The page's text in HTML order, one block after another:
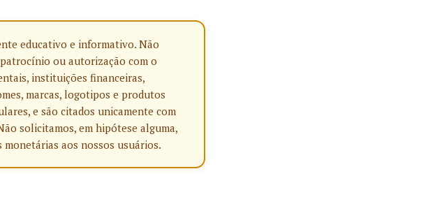
educativo e informativo. Não
ou autorização com o
instituições financeiras,
marcas, logotipos e produtos
e são citados unicamente com
solicitamos, em hipótese alguma,
monetárias aos nossos usuários.